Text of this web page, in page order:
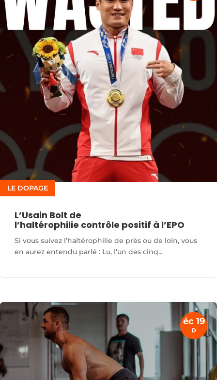
L’Usain Bolt de
l’haltérophilie contrôle positif à l’EPO
LE DOPAGE
Si vous suivez l’haltérophilie de près ou de loin, vous
en aurez entendu parlé : Lu, l’un des cinq...
éc 19
D